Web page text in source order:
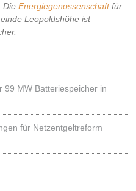
. DieEnergiegenossenschaftfür
Leopoldshöhe ist
99 MW Batteriespeicher in
für Netzentgeltreform